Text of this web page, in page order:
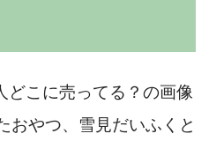
おやつ、雪見だいふくと